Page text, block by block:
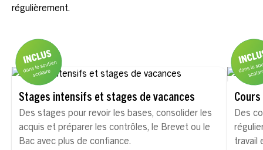
régulièrement.
Stages intensifs et stages de vacances
Des stages pour revoir les bases, consolider les
acquis et préparer les contrôles, le Brevet ou le
Bac avec plus de confiance.
Des
travail